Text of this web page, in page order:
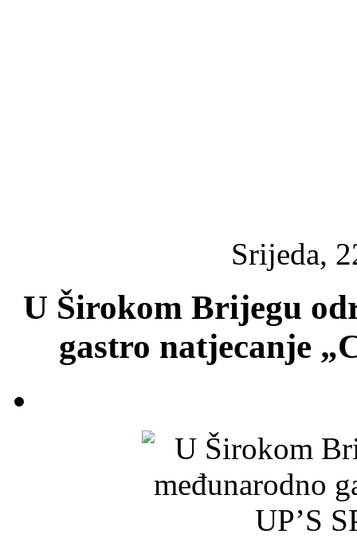
Srijeda,
U Širokom Brijegu
gastro natjecanje